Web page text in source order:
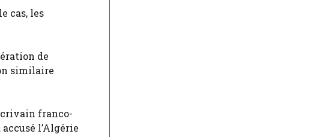
cas, les
de
similaire
franco-
l’Algérie